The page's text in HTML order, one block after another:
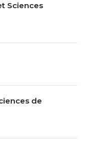
Sciences
de